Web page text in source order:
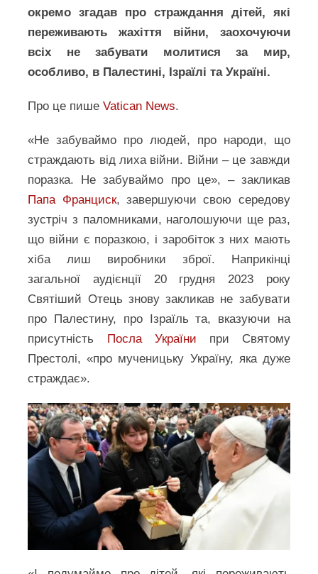
окремо згадав про страждання дітей, які
переживають жахіття війни, заохочуючи
всіх не забувати молитися за мир,
особливо, в Палестині, Ізраїлі та Україні.
Про це пишеVatican News.
«Не забуваймо про людей, про народи, що
страждають від лиха війни. Війни – це завжди
поразка. Не забуваймо про це», – закликав
Папа Франциск, завершуючи свою середову
зустріч з паломниками, наголошуючи ще раз,
що війни є поразкою, і заробіток з них мають
хіба лиш виробники зброї. Наприкінці
загальної аудієнції 20 грудня 2023 року
Святіший Отець знову закликав не забувати
про Палестину, про Ізраїль та, вказуючи на
присутність Посла України при Святому
Престолі, «про мученицьку Україну, яка дуже
страждає».